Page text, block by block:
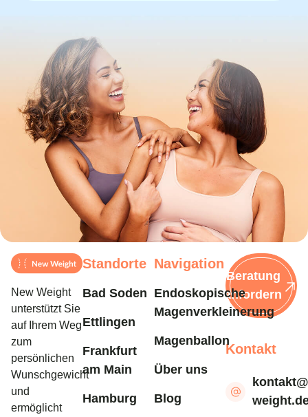
New Weight
unterstützt Sie
auf Ihrem Weg
zum
persönlichen
Wunschgewicht
und
ermöglicht
Standorte
Bad Soden
Ettlingen
Frankfurt
am Main
Hamburg
Navigation
Endoskopische
Magenverkleinerung
Magenballon
Über uns
Blog
Beratung
anfordern
Kontakt